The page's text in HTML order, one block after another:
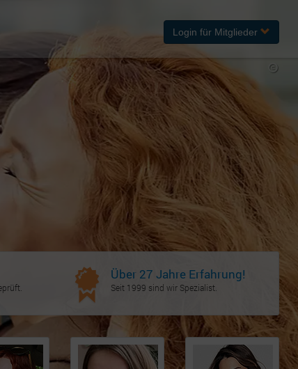
Über 27 Jahre Erfahrung!
Seit 1999 sind wir Spezialist.
Login für Mitglieder